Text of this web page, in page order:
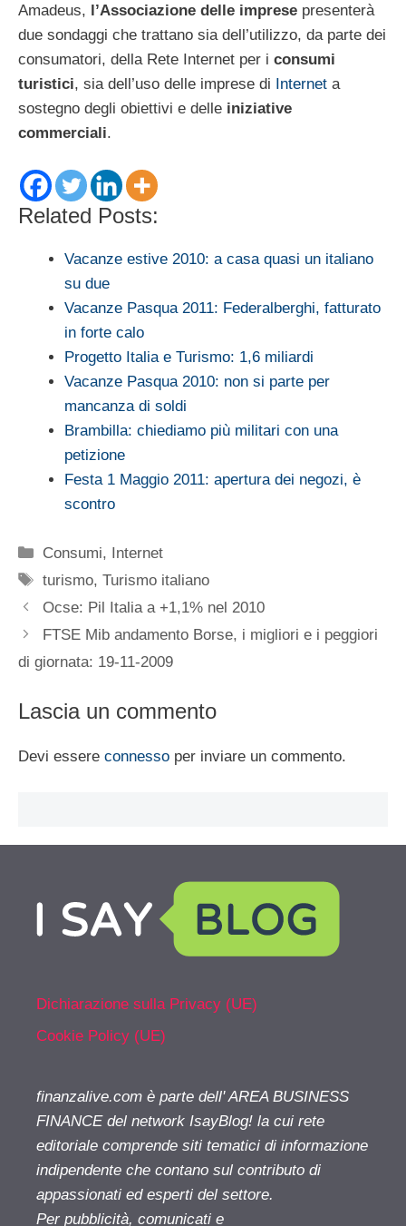
Amadeus, l’Associazione delle imprese presenterà
due sondaggi che trattano sia dell’utilizzo, da parte dei
consumatori, della Rete Internet per i consumi
turistici, sia dell’uso delle imprese di Internet a
sostegno degli obiettivi e delle iniziative
commerciali.
Related Posts:
Vacanze estive 2010: a casa quasi un italiano
su due
Vacanze Pasqua 2011: Federalberghi, fatturato
in forte calo
Progetto Italia e Turismo: 1,6 miliardi
Vacanze Pasqua 2010: non si parte per
mancanza di soldi
Brambilla: chiediamo più militari con una
petizione
Festa 1 Maggio 2011: apertura dei negozi, è
scontro
Categorie
Consumi, Internet
Tag
turismo,Turismo italiano
Ocse: Pil Italia a +1,1% nel 2010
FTSE Mib andamento Borse, i migliori e i peggiori
di giornata: 19-11-2009
Lascia un commento
Devi essere connesso per inviare un commento.
Dichiarazione sulla Privacy (UE)
Cookie Policy (UE)
finanzalive.com è parte dell' AREA BUSINESS
FINANCE del network IsayBlog! la cui rete
editoriale comprende siti tematici di informazione
indipendente che contano sul contributo di
appassionati ed esperti del settore.
Per pubblicità, comunicati e